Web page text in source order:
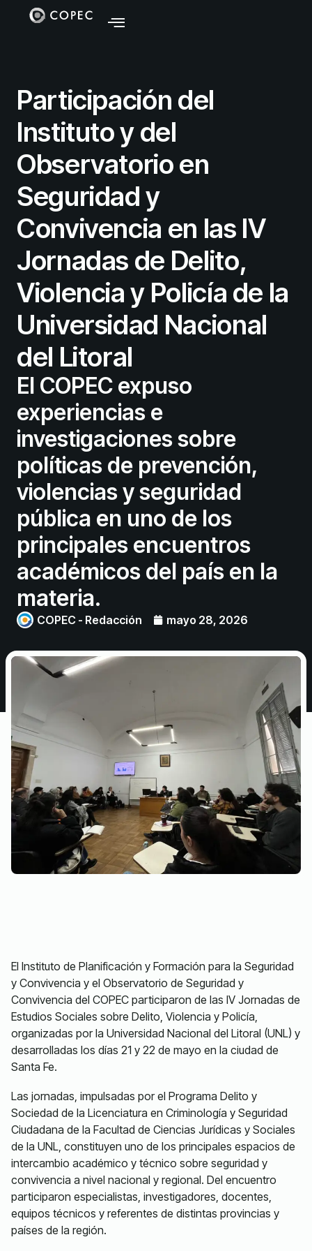
Participación del
Instituto y del
Observatorio en
Seguridad y
Convivencia en las IV
Jornadas de Delito,
Violencia y Policía de la
Universidad Nacional
del Litoral
El COPEC expuso
experiencias e
investigaciones sobre
políticas de prevención,
violencias y seguridad
pública en uno de los
principales encuentros
académicos del país en la
materia.
COPEC - Redacción mayo 28, 2026
El Instituto de Planificación y Formación para la Seguridad
y Convivencia y el Observatorio de Seguridad y
Convivencia del COPEC participaron de las IV Jornadas de
Estudios Sociales sobre Delito, Violencia y Policía,
organizadas por la Universidad Nacional del Litoral (UNL) y
desarrolladas los días 21 y 22 de mayo en la ciudad de
Santa Fe.
Las jornadas, impulsadas por el Programa Delito y
Sociedad de la Licenciatura en Criminología y Seguridad
Ciudadana de la Facultad de Ciencias Jurídicas y Sociales
de la UNL, constituyen uno de los principales espacios de
intercambio académico y técnico sobre seguridad y
convivencia a nivel nacional y regional. Del encuentro
participaron especialistas, investigadores, docentes,
equipos técnicos y referentes de distintas provincias y
países de la región.